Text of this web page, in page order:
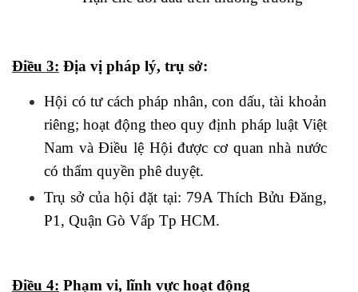
Điều 3: Địa vị pháp lý, trụ sở:
Hội có tư cách pháp nhân, con dấu, tài khoản
riêng; hoạt động theo quy định pháp luật Việt
Nam và Điều lệ Hội được cơ quan nhà nước
có thẩm quyền phê duyệt.
Trụ sở của hội đặt tại: 79A Thích Bửu Đăng,
P1, Quận Gò Vấp Tp HCM.
Điều 4: Phạm vi, lĩnh vực hoạt động